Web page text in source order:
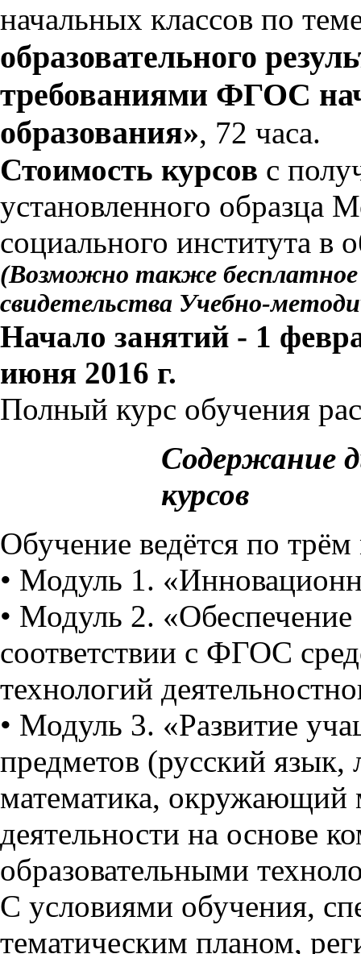
начальных классов по
образовательного
требованиями ФГОС
образования», 72 часа.
Стоимость курсов с
установленного образца
социального института в
(Возможно также бесплатное
свидетельства Учебно-
Начало занятий - 1
июня 2016 г.
Полный курс обучения
Содержание
курсов
Обучение ведётся по
• Модуль 1.
• Модуль 2. «Обеспечение
соответствии с ФГОС
технологий
• Модуль 3. «Развитие
предметов (русский язык,
математика, окружающий
деятельности на основе
образовательными
С условиями обучения,
тематическим планом,